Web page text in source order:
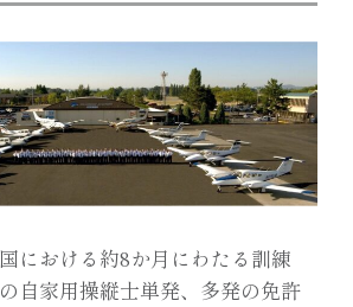
における約8か月にわたる訓練
自家用操縦士単発、多発の免許